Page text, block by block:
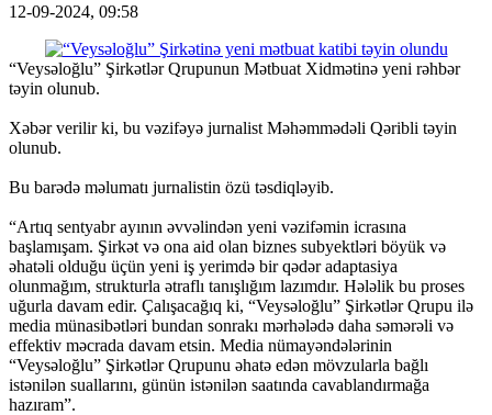
12-09-2024, 09:58
“Veysəloğlu” Şirkətlər Qrupunun Mətbuat Xidmətinə yeni rəhbər
təyin olunub.
Xəbər verilir ki, bu vəzifəyə jurnalist Məhəmmədəli Qəribli təyin
olunub.
Bu barədə məlumatı jurnalistin özü təsdiqləyib.
“Artıq sentyabr ayının əvvəlindən yeni vəzifəmin icrasına
başlamışam. Şirkət və ona aid olan biznes subyektləri böyük və
əhatəli olduğu üçün yeni iş yerimdə bir qədər adaptasiya
olunmağım, strukturla ətraflı tanışlığım lazımdır. Hələlik bu proses
uğurla davam edir. Çalışacağıq ki, “Veysəloğlu” Şirkətlər Qrupu ilə
media münasibətləri bundan sonrakı mərhələdə daha səmərəli və
effektiv məcrada davam etsin. Media nümayəndələrinin
“Veysəloğlu” Şirkətlər Qrupunu əhatə edən mövzularla bağlı
istənilən suallarını, günün istənilən saatında cavablandırmağa
hazıram”.